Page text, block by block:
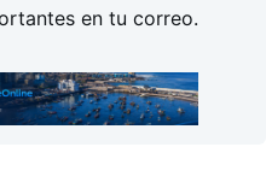
en tu correo.